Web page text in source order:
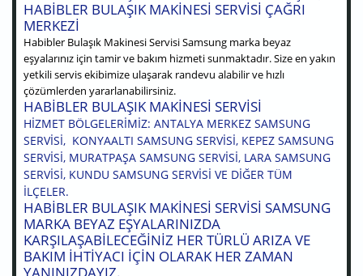
HABIBLER BULAŞIK MAKINESI SERVISI ÇAĞRI
MERKEZI
Habibler Bulaşık Makinesi Servisi Samsung marka beyaz
eşyalarınız için tamir ve bakım hizmeti sunmaktadır. Size en yakın
yetkili servis ekibimize ulaşarak randevu alabilir ve hızlı
çözümlerden yararlanabilirsiniz.
HABIBLER BULAŞIK MAKINESI SERVISI
HIZMET BÖLGELERIMIZ: ANTALYA MERKEZ SAMSUNG
SERVISI, KONYAALTI SAMSUNG SERVISI, KEPEZ SAMSUNG
SERVISI, MURATPAŞA SAMSUNG SERVISI, LARA SAMSUNG
SERVISI, KUNDU SAMSUNG SERVISI VE DIĞER TÜM
ILÇELER.
HABIBLER BULAŞIK MAKINESI SERVISI SAMSUNG
MARKA BEYAZ EŞYALARINIZDA
KARŞILAŞABILECEĞINIZ HER TÜRLÜ ARIZA VE
BAKIM IHTIYACI IÇIN OLARAK HER ZAMAN